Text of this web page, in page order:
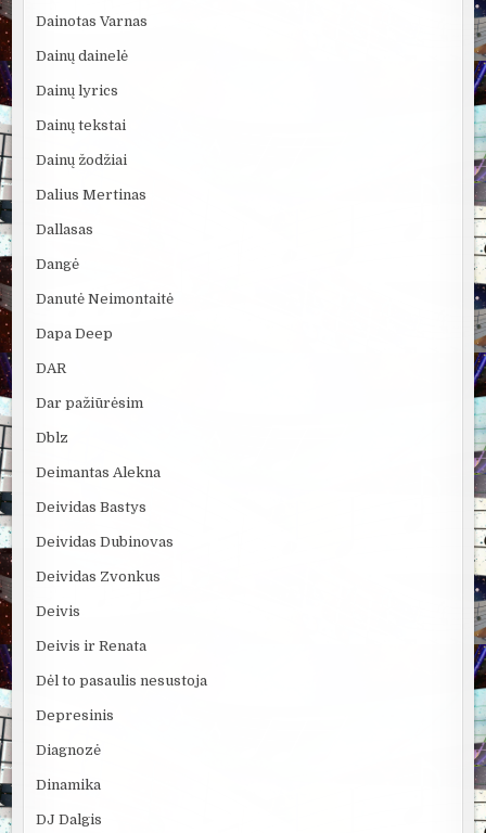
Dainotas Varnas
Dainų dainelė
Dainų lyrics
Dainų tekstai
Dainų žodžiai
Dalius Mertinas
Dallasas
Dangė
Danutė Neimontaitė
Dapa Deep
DAR
Dar pažiūrėsim
Dblz
Deimantas Alekna
Deividas Bastys
Deividas Dubinovas
Deividas Zvonkus
Deivis
Deivis ir Renata
Dėl to pasaulis nesustoja
Depresinis
Diagnozė
Dinamika
DJ Dalgis